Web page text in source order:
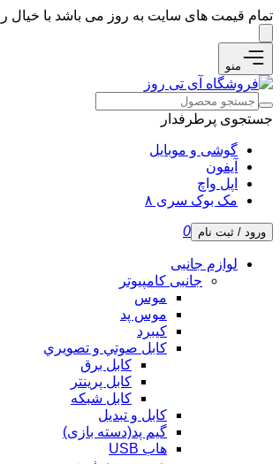
تمام قیمت های سایت به روز می باشد با خیال
منو
جستجوی پرطرفدار
گوشی و موبایل
آیفون
اپل واچ
مک بوک سری ۸
ورود / ثبت نام 0
لوازم جانبی
جانبی کامپیوتر
موس
موس پد
کیبرد
كابل صوتي و تصويري
کابل برق
کابل پرینتر
کابل شبکه
کابل و تبدیل
گیم پد(دسته بازی)
هاب USB